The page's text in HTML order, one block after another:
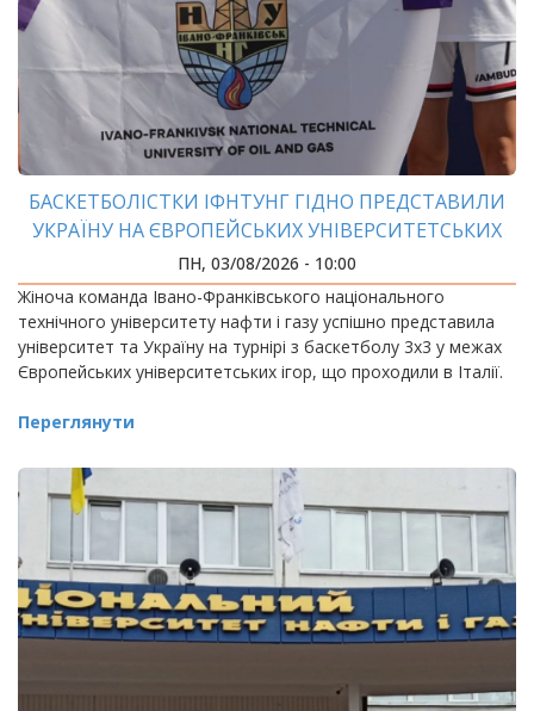
БАСКЕТБОЛІСТКИ ІФНТУНГ ГІДНО ПРЕДСТАВИЛИ
УКРАЇНУ НА ЄВРОПЕЙСЬКИХ УНІВЕРСИТЕТСЬКИХ
ІГРАХ
ПН, 03/08/2026 - 10:00
Жіноча команда Івано-Франківського національного
технічного університету нафти і газу успішно представила
університет та Україну на турнірі з баскетболу 3х3 у межах
Європейських університетських ігор, що проходили в Італії.
Переглянути